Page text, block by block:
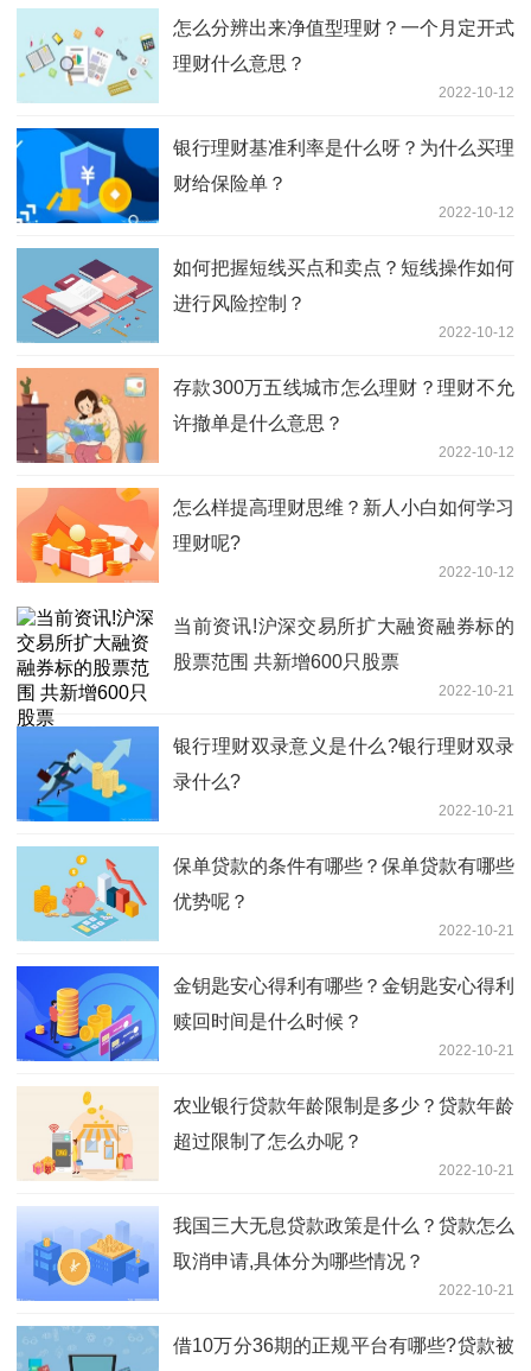
怎么分辨出来净值型理财？一个月定开式
理财什么意思？
2022-10-12
银行理财基准利率是什么呀？为什么买理
财给保险单？
2022-10-12
如何把握短线买点和卖点？短线操作如何
进行风险控制？
2022-10-12
存款300万五线城市怎么理财？理财不允
许撤单是什么意思？
2022-10-12
怎么样提高理财思维？新人小白如何学习
理财呢?
2022-10-12
当前资讯!沪深交易所扩大融资融券标的
股票范围 共新增600只股票
2022-10-21
银行理财双录意义是什么?银行理财双录
录什么?
2022-10-21
保单贷款的条件有哪些？保单贷款有哪些
优势呢？
2022-10-21
金钥匙安心得利有哪些？金钥匙安心得利
赎回时间是什么时候？
2022-10-21
农业银行贷款年龄限制是多少？贷款年龄
超过限制了怎么办呢？
2022-10-21
我国三大无息贷款政策是什么？贷款怎么
取消申请,具体分为哪些情况？
2022-10-21
借10万分36期的正规平台有哪些?贷款被